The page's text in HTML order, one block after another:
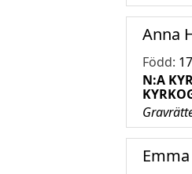
Anna
Född:
N:A
Emma